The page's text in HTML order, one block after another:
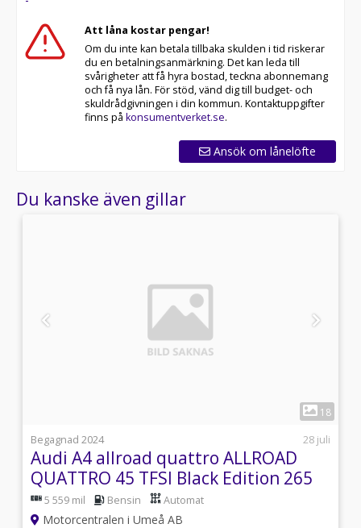
Att låna kostar pengar!
Om du inte kan betala tillbaka skulden i tid riskerar
du en betalningsanmärkning. Det kan leda till
svårigheter att få hyra bostad, teckna abonnemang
och få nya lån. För stöd, vänd dig till budget- och
skuldrådgivningen i din kommun. Kontaktuppgifter
finns på konsumentverket.se.
Ansök om lånelöfte
Du kanske även gillar
18
Begagnad 2024
28 juli
Audi A4 allroad quattro ALLROAD
QUATTRO 45 TFSI Black Edition 265
HK S T
5 559 mil Bensin Automat
Motorcentralen i Umeå AB